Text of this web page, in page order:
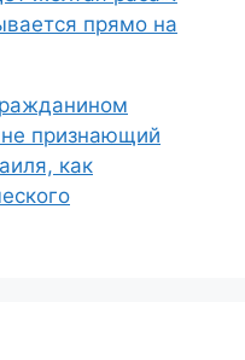
прямо на
признающий
как